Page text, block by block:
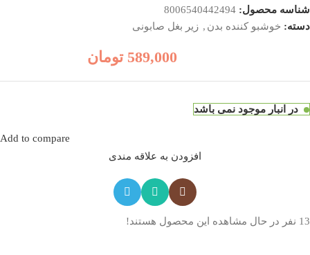
شناسه محصول: 8006540442494
دسته: خوشبو کننده بدن , زیر بغل صابونی
589,000 تومان
در انبار موجود نمی باشد
Add to compare
افزودن به علاقه مندی
13 نفر در حال مشاهده این محصول هستند!